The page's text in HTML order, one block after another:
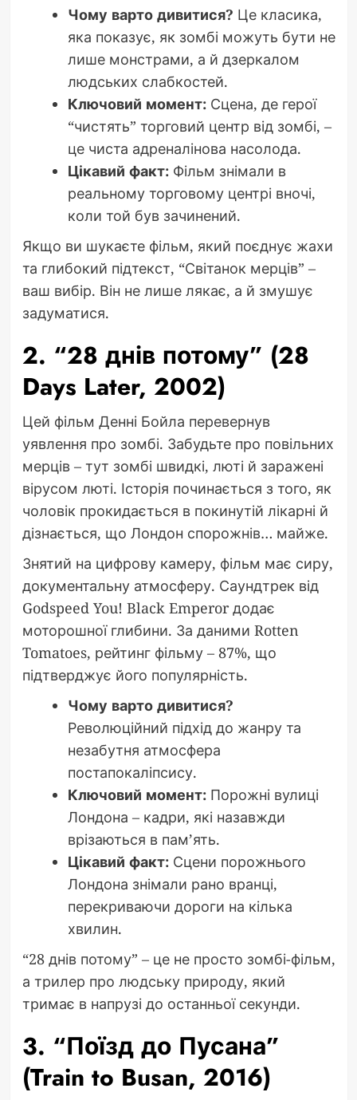
Чому варто дивитися? Це класика,
яка показує, як зомбі можуть бути не
лише монстрами, а й дзеркалом
людських слабкостей.
Ключовий момент:Сцена, де герої
“чистять” торговий центр від зомбі, –
це чиста адреналінова насолода.
Цікавий факт:Фільм знімали в
реальному торговому центрі вночі,
коли той був зачинений.
Якщо ви шукаєте фільм, який поєднує жахи
та глибокий підтекст, “Світанок мерців” –
ваш вибір. Він не лише лякає, а й змушує
задуматися.
2. “28 днів потому” (28
Days Later, 2002)
Цей фільм Денні Бойла перевернув
уявлення про зомбі. Забудьте про повільних
мерців – тут зомбі швидкі, люті й заражені
вірусом люті. Історія починається з того, як
чоловік прокидається в покинутій лікарні й
дізнається, що Лондон спорожнів… майже.
Знятий на цифрову камеру, фільм має сиру,
документальну атмосферу. Саундтрек від
Godspeed You! Black Emperor додає
моторошної глибини. За даними Rotten
Tomatoes, рейтинг фільму – 87%, що
підтверджує його популярність.
Чому варто дивитися?
Революційний підхід до жанру та
незабутня атмосфера
постапокаліпсису.
Ключовий момент:Порожні вулиці
Лондона – кадри, які назавжди
врізаються в пам’ять.
Цікавий факт:Сцени порожнього
Лондона знімали рано вранці,
перекриваючи дороги на кілька
хвилин.
“28 днів потому” – це не просто зомбі-фільм,
а трилер про людську природу, який
тримає в напрузі до останньої секунди.
3. “Поїзд до Пусана”
(Train to Busan, 2016)